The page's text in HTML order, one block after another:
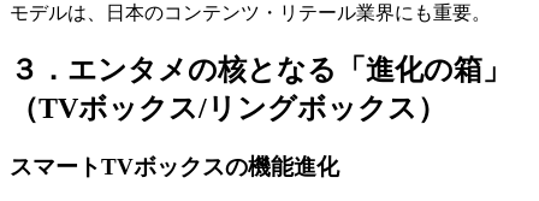
モデルは、日本のコンテンツ・リテール業界にも重要。
３．エンタメの核となる「進化の箱」
（TVボックス/リングボックス）
スマートTVボックスの機能進化